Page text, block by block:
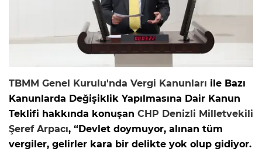
TBMM Genel Kurulu'nda Vergi Kanunları ile Bazı
Kanunlarda Değişiklik Yapılmasına Dair Kanun
Teklifi hakkında konuşan CHP Denizli Milletvekili
Şeref Arpacı, “Devlet doymuyor, alınan tüm
vergiler, gelirler kara bir delikte yok olup gidiyor.